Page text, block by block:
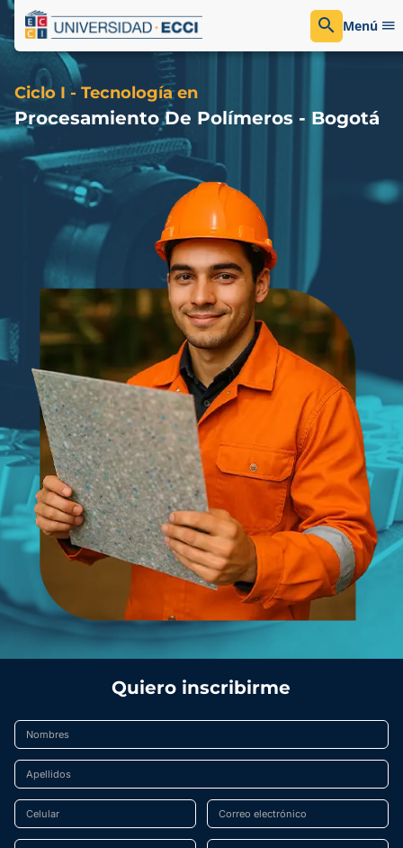
Menú
Ciclo I - Tecnología en
Procesamiento De Polímeros - Bogotá
Quiero inscribirme